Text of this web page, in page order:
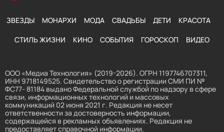
ЗВЕЗДЫ МОНАРХИ МОДА СВАДЬБЫ ДЕТИ КРАСОТА
СТИЛЬ ЖИЗНИ КИНО СОБЫТИЯ ГОРОСКОП ВИДЕО
ООО «Медиа Технология» (2019-2026). ОГРН 1197746707311,
ИНН 9718149525. Свидетельство о регистрации СМИ ПИ №
ФС77- 81184 выдано Федеральной службой по надзору в сфере
связи, информационных технологий и массовых
коммуникаций 02 июня 2021 г. Редакция не несет
ответственности за достоверность информации,
содержащейся в рекламных объявлениях. Редакция не
предоставляет справочной информации.